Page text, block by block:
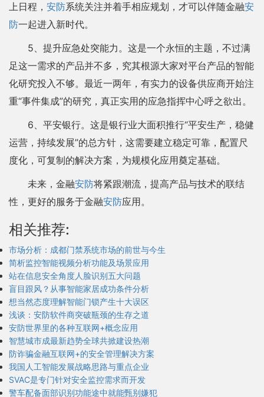
上日程， 安防系统关注并着手相应规划，才可以伴随金融安
防一起进入新时代。
5、提升应急处突能力。这是一个永恒的主题，不过满
足这一需求的产品并不多，究其根源大家对平台产品的智能
化研究投入不够。最近一两年，有实力的设备供应商开始注
重“事件集成”的研究，真正实用的应急指挥中心呼之欲出。
6、平安银行。这是银行业大面积推行“平安生产，稳健
运营，持续发展”的总方针，这需要建立稳定可靠，配置尺
度化，可复制的解决方案，为规模化应用奠定基础。
未来，金融安防将紧跟潮流，提高产品与技术的联结
性，更好的服务于金融安防应用。
相关推荐:
市场分析：成都门禁系统市场的前世与今生
简析监控智能视频分析功能及场景应用
站在信息安全角度人脸识别五大问题
盲目跟风？从事智能家居成功条件分析
想当然态度理解智能门锁产生十大误区
浅谈：安防软件商突破瓶颈的生存之道
安防世界里的各种互联网+概念应用
智慧城市成最新趋势全球共掀建设热潮
防诈骗金融互联网+的安全管理解决方案
我国人工智能发展战略思路与重点企业
SVAC是专门针对安全监控需求而开发
警车配备面部识别功能途中就能甄别嫌犯